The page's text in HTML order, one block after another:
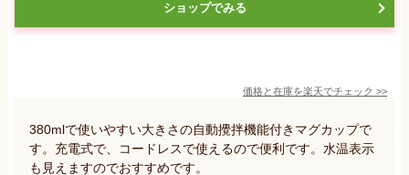
ショップでみる
価格と在庫を楽天でチェック >>
380mlで使いやすい大きさの自動攪拌機能付きマグカップで
す。充電式で、コードレスで使えるので便利です。水温表示
も見えますのでおすすめです。